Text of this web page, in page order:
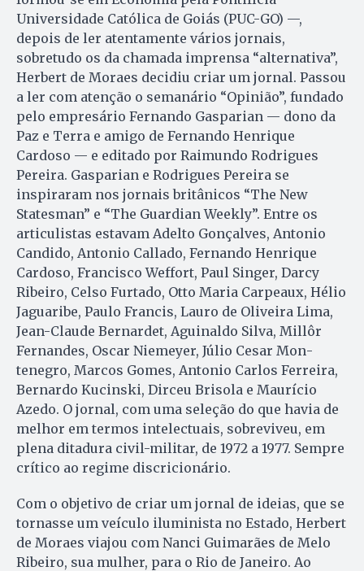
Universidade Católica de Goiás (PUC-GO) —,
depois de ler atentamente vários jornais,
sobretudo os da chamada imprensa “alternativa”,
Herbert de Moraes decidiu criar um jornal. Passou
a ler com atenção o semanário “Opinião”, fundado
pelo empresário Fernando Gasparian — dono da
Paz e Terra e amigo de Fernando Henrique
Cardoso — e editado por Raimundo Rodrigues
Pereira. Gasparian e Rodrigues Pereira se
inspiraram nos jornais britânicos “The New
Statesman” e “The Guardian Weekly”. Entre os
articulistas estavam Adelto Gonçalves, Antonio
Candido, Antonio Callado, Fernando Henrique
Cardoso, Francisco Weffort, Paul Singer, Darcy
Ribeiro, Celso Furtado, Otto Maria Carpeaux, Hélio
Jaguaribe, Paulo Francis, Lauro de Oliveira Lima,
Jean-Claude Bernardet, Aguinaldo Silva, Millôr
Fernandes, Oscar Niemeyer, Júlio Cesar Mon­
tenegro, Marcos Gomes, Antonio Carlos Ferreira,
Bernardo Kucinski, Dirceu Brisola e Maurício
Azedo. O jornal, com uma seleção do que havia de
melhor em termos intelectuais, sobreviveu, em
plena ditadura civil-militar, de 1972 a 1977. Sempre
crítico ao regime discricionário.
Com o objetivo de criar um jornal de ideias, que se
tornasse um veículo iluminista no Estado, Herbert
de Moraes viajou com Nanci Guimarães de Melo
Ribeiro, sua mulher, para o Rio de Janeiro. Ao